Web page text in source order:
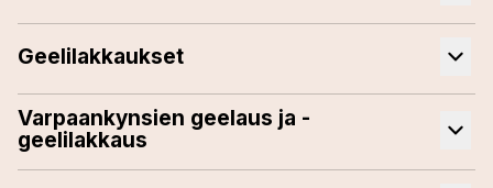
Geelilakkaukset
Varpaankynsien geelaus ja -
geelilakkaus